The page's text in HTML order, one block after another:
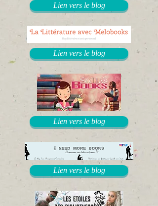
Lien vers le blog
Lien vers le blog
Lien vers le blog
Lien vers le blog